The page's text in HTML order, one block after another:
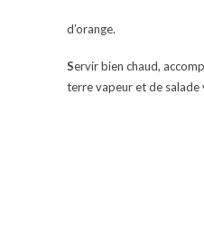
d’orange.
Servir bien chaud,
terre vapeur et de salade